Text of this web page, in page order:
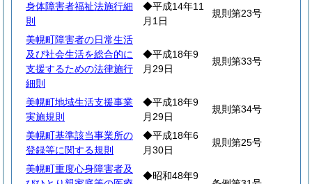
身体障害者福祉法施行細
則
◆平成14年11
月1日
規則第23号
美幌町障害者の日常生活
及び社会生活を総合的に
支援するための法律施行
細則
◆平成18年9
月29日
規則第33号
美幌町地域生活支援事業
実施規則
◆平成18年9
月29日
規則第34号
美幌町基準該当事業所の
登録等に関する規則
◆平成18年6
月30日
規則第25号
美幌町重度心身障害者及
◆昭和48年9